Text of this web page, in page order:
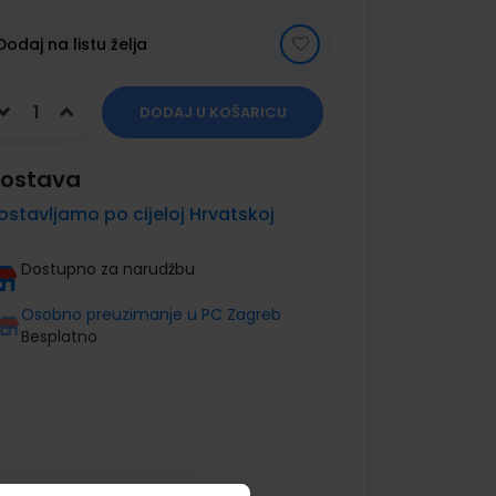
na listu želja
DODAJ U KOŠARICU
po cijeloj Hrvatskoj
Dostupno za narudžbu
Osobno preuzimanje u PC Zagreb
Besplatno